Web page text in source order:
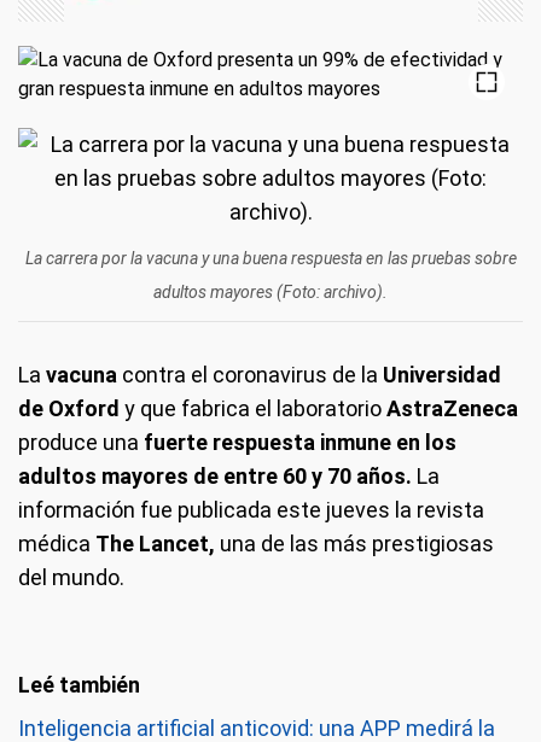
La carrera por la vacuna y una buena respuesta en las pruebas sobre
adultos mayores (Foto: archivo).
La vacuna contra el coronavirus de la Universidad
de Oxford y que fabrica el laboratorioAstraZeneca
produce una fuerte respuesta inmune en los
adultos mayores de entre 60 y 70 años. La
información fue publicada este jueves la revista
médica The Lancet, una de las más prestigiosas
del mundo.
Inteligencia artificial anticovid: una APP medirá la